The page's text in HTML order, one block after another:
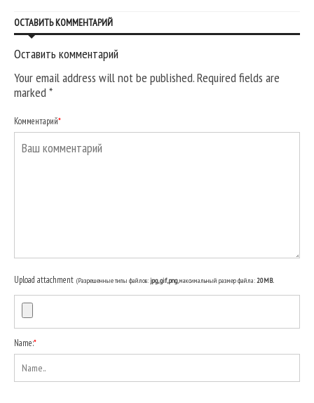
ОСТАВИТЬ КОММЕНТАРИЙ
Оставить комментарий
Your email address will not be published. Required fields are
marked*
Комментарий*
Upload attachment (Разрешенные типы файлов:jpg, gif, png, максимальный размер файла: 20MB.
Name:*